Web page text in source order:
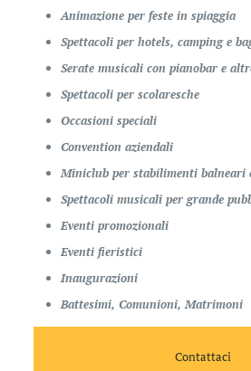
Animazione per feste in spiaggia
Spettacoli per hotels, camping e
Serate musicali con pianobar e
Spettacoli per scolaresche
Occasioni speciali
Convention aziendali
Miniclub per stabilimenti balneari
Spettacoli musicali per grande
Eventi promozionali
Eventi fieristici
Inaugurazioni
Battesimi, Comunioni, Matrimoni
Contattaci